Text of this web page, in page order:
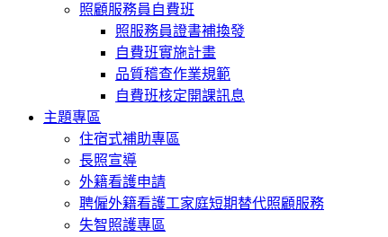
照顧服務員自費班
照服務員證書補換發
自費班實施計畫
品質稽查作業規範
自費班核定開課訊息
主題專區
住宿式補助專區
長照宣導
外籍看護申請
聘僱外籍看護工家庭短期替代照顧服務
失智照護專區